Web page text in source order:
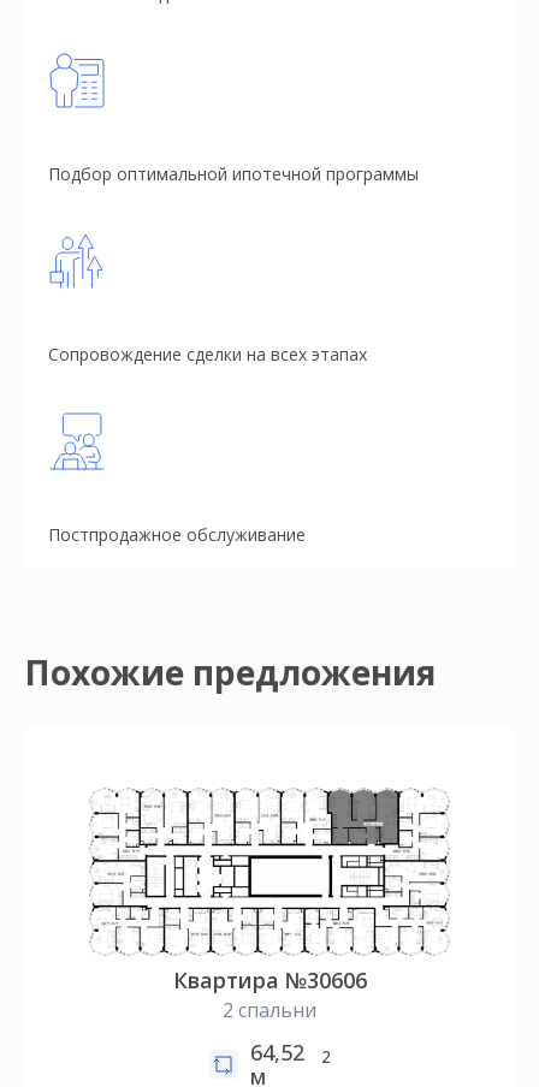
Подбор оптимальной ипотечной программы
Сопровождение сделки на всех этапах
Постпродажное обслуживание
Похожие предложения
Квартира №30606
2 спальни
64,52
м
2